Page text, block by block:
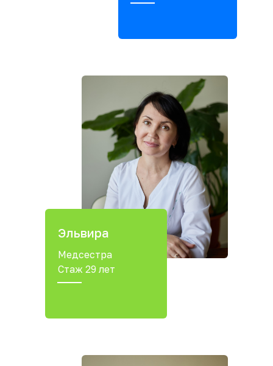
Медсестра
Стаж 29 лет
Эльвира